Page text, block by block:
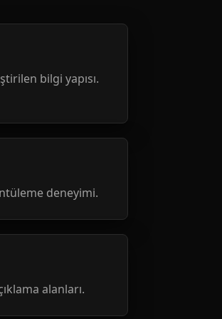
bilgi yapısı.
deneyimi.
alanları.